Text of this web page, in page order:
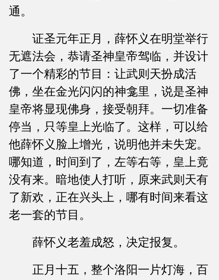
通。
证圣元年正月，薛怀义在明堂举行
无遮法会，恭请圣神皇帝驾临，并设计
了一个精彩的节目：让武则天扮成活
佛，坐在金光闪闪的神龛里，说是圣神
皇帝将显现佛身，接受朝拜。一切准备
停当，只等皇上光临了。这样，可以给
他薛怀义脸上增光，说明他并未失宠。
哪知道，时间到了，左等右等，皇上竟
没有来。暗地使人打听，原来武则天有
了新欢，正在兴头上，哪有时间来看这
老一套的节目。
薛怀义老羞成怒，决定报复。
正月十五，整个洛阳一片灯海，百